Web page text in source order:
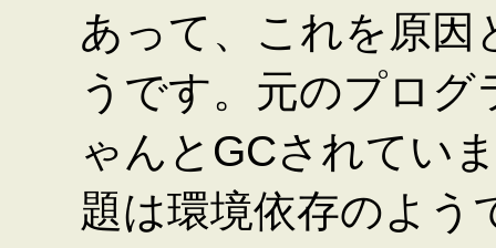
あって、これを原因
うです。元のプロ
ゃんとGCされてい
題は環境依存のよう